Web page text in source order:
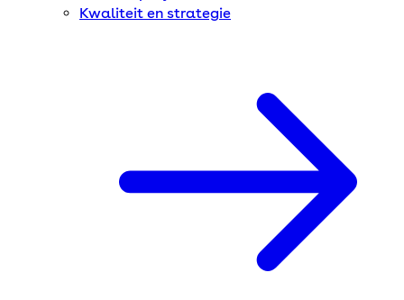
Kwaliteit en strategie